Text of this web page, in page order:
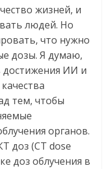
жизней, и
людей. Но
что нужно
дозы. Я думаю,
ИИ и
тем, чтобы
органов.
доз (CT dose
доз облучения в